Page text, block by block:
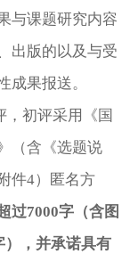
与课题研究内容
出版的以及与受
成果报送。
，初评采用《国
（含《选题说
件4）匿名方
过7000字（含图
），并承诺具有